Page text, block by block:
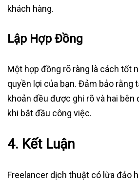
khách hàng.
Lập Hợp Đồng
Một hợp đồng rõ ràng là cách tốt
quyền lợi của bạn. Đảm bảo rằng
khoản đều được ghi rõ và hai
khi bắt đầu công việc.
4. Kết Luận
Freelancer dịch thuật có lừa đảo